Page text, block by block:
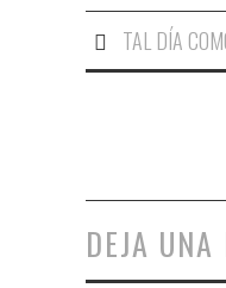
TAL DÍA
DEJA UNA